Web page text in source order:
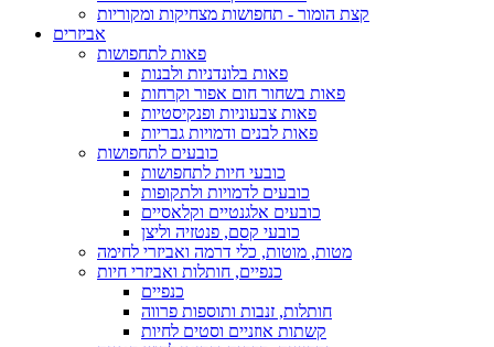
קצת הומור - תחפושות מצחיקות ומקוריות
אביזרים
פאות לתחפושות
פאות בלונדניות ולבנות
פאות בשחור חום אפור וקרחות
פאות צבעוניות ופנקיסטיות
פאות לבנים ודמויות גבריות
כובעים לתחפושות
כובעי חיות לתחפושות
כובעים לדמויות ולתקופות
כובעים אלגנטיים וקלאסיים
כובעי קסם, פנטזיה וליצן
מטות, מוטות, כלי דרמה ואביזרי לחימה
כנפיים, חותלות ואביזרי חיות
כנפיים
חותלות, זנבות ותוספות פרווה
קשתות אוזניים וסטים לחיות